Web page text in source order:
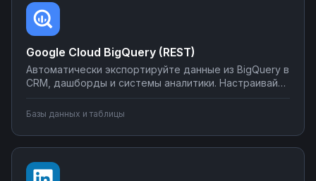
Google Cloud BigQuery (REST)
Автоматически экспортируйте данные из BigQuery в
CRM, дашборды и системы аналитики. Настраивайте
метрики с внешними сервисами, создавайте
Управляйте интеграциями BigQuery без SQL-
программирования.
Базы данных и таблицы